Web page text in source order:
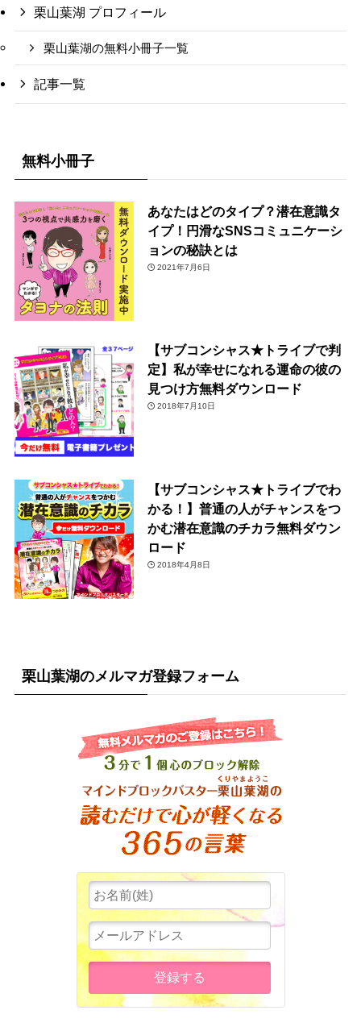
栗山葉湖 プロフィール
栗山葉湖の無料小冊子一覧
記事一覧
無料小冊子
あなたはどのタイプ？潜在意識タ
イプ！円滑なSNSコミュニケーシ
ョンの秘訣とは
2021年7月6日
【サブコンシャス★トライブで判
定】私が幸せになれる運命の彼の
見つけ方無料ダウンロード
2018年7月10日
【サブコンシャス★トライブでわ
かる！】普通の人がチャンスをつ
かむ潜在意識のチカラ無料ダウン
ロード
2018年4月8日
栗山葉湖のメルマガ登録フォーム